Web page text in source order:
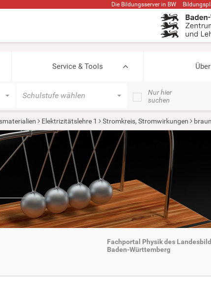
Die Bildungsserver in BW
Service & Tools
Schulstufe wählen
Nur hier
suchen
Elektrizitätslehre 1 Stromkreis, Stromwirkungen
Fachportal Physik des
Baden-Württemberg